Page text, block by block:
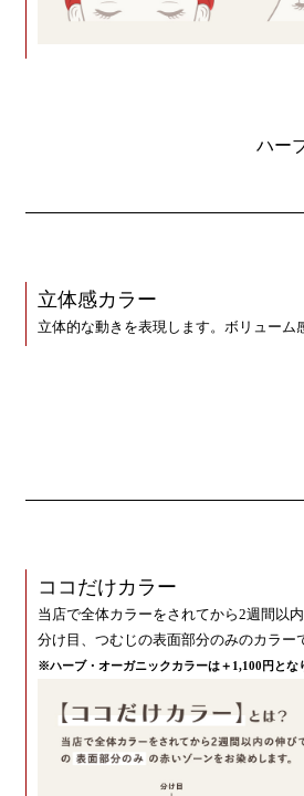
ハー
立体感カラー
立体的な動きを表現します。ボリューム
ココだけカラー
当店で全体カラーをされてから2週間以
分け目、つむじの表面部分のみのカラー
※ハーブ・オーガニックカラーは＋1,100円とな